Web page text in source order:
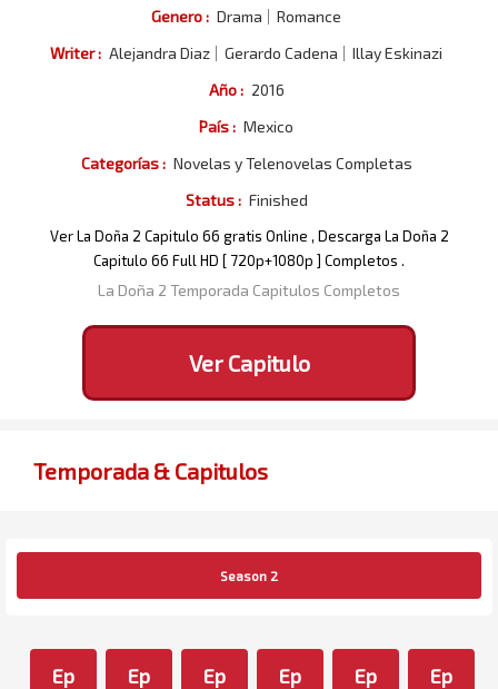
Genero : Drama
Romance
Writer : Alejandra Diaz Gerardo Cadena
Illay Eskinazi
Año : 2016
País : Mexico
Categorías : Novelas y Telenovelas Completas
Status : Finished
Ver La Doña 2 Capitulo 66 gratis Online , Descarga La Doña 2
Capitulo 66 Full HD [ 720p+1080p ] Completos .
La Doña 2 Temporada Capitulos Completos
Ver Capitulo
Temporada & Capitulos
Season 2
Ep Ep Ep Ep Ep Ep